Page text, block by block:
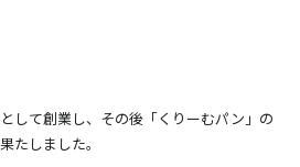
して創業し、その後「くりーむパン」の
たしました。